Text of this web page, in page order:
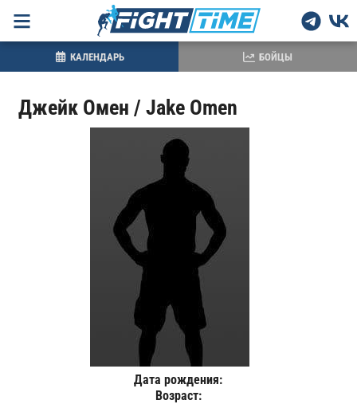
Джейк Омен / Jake Omen
Дата рождения:
Возраст:
КАЛЕНДАРЬ БОЙЦЫ